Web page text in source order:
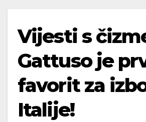
Vijesti s
Gattuso je
favorit za
Italije!